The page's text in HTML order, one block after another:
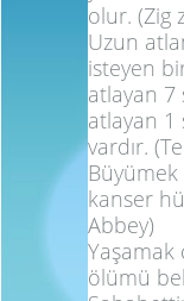
olur. (Zig
Uzun
isteyen
atlayan 7
atlayan 1
vardır.
kanser
Abbey)
Yaşamak
ölümü